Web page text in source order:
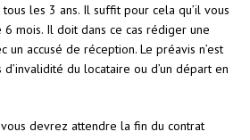
les 3 ans. Il suffit pour cela qu’il vous
mois. Il doit dans ce cas rédiger une
accusé de réception. Le préavis n’est
du locataire ou d’un départ en
devrez attendre la fin du contrat